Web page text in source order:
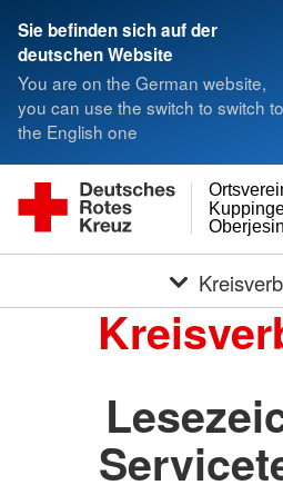
Sie befinden sich auf der
deutschen Website
You are on the German website,
you can use the switch to switch to
the English one